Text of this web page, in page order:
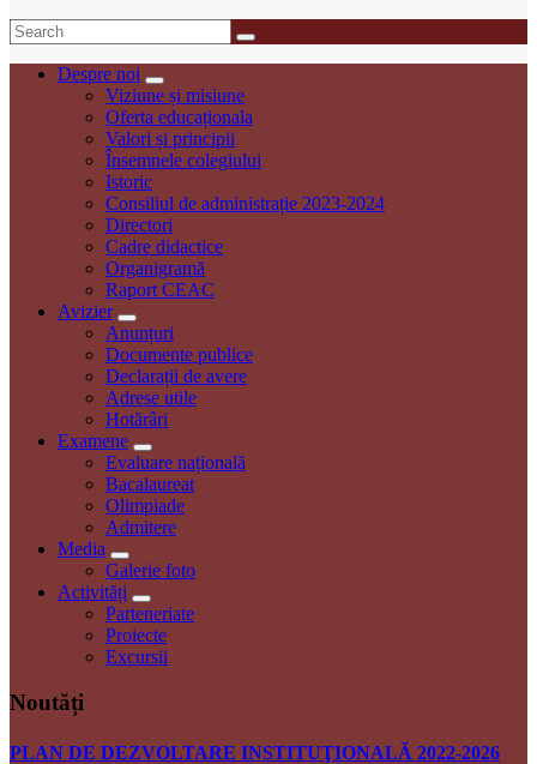
Despre noi
Viziune și misiune
Oferta educaționala
Valori și principii
Însemnele colegiului
Istoric
Consiliul de administrație 2023-2024
Directori
Cadre didactice
Organigramă
Raport CEAC
Avizier
Anunțuri
Documente publice
Declarații de avere
Adrese utile
Hotărâri
Examene
Evaluare națională
Bacalaureat
Olimpiade
Admitere
Media
Galerie foto
Activități
Parteneriate
Proiecte
Excursii
Noutăți
PLAN DE DEZVOLTARE INSTITUŢIONALĂ 2022-2026